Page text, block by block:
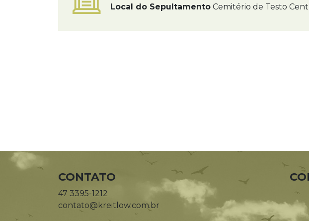
Local do Sepultamento Cemitério de Testo
CONTATO
47 3395-1212
contato@kreitlow.com.br